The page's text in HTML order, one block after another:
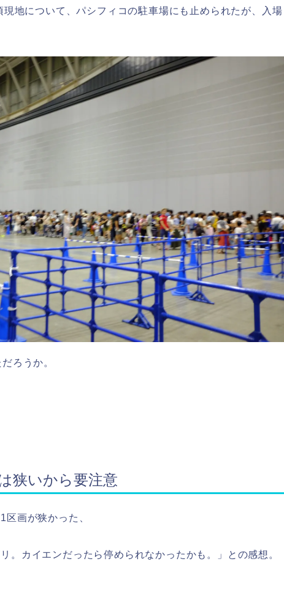
地について、パシフィコの駐車場にも止められたが、入場
ろうか。
狭いから要注意
区画が狭かった、
。カイエンだったら停められなかったかも。」との感想。